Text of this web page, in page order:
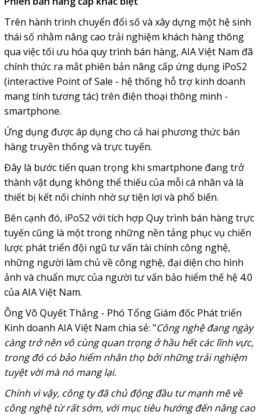
Trên hành trình chuyển đổi số và xây dựng một hệ sinh
thái số nhằm nâng cao trải nghiệm khách hàng thông
qua việc tối ưu hóa quy trình bán hàng, AIA Việt Nam đã
chính thức ra mắt phiên bản nâng cấp ứng dụng iPoS2
(interactive Point of Sale - hệ thống hỗ trợ kinh doanh
mang tính tương tác) trên điện thoại thông minh -
smartphone.
Ứng dụng được áp dụng cho cả hai phương thức bán
hàng truyền thống và trực tuyến.
Đây là bước tiến quan trọng khi smartphone đang trở
thành vật dụng không thể thiếu của mỗi cá nhân và là
thiết bị kết nối chính nhờ sự tiện lợi và phổ biến.
Bên cạnh đó, iPoS2 với tích hợp Quy trình bán hàng trực
tuyến cũng là một trong những nền tảng phục vụ chiến
lược phát triển đội ngũ tư vấn tài chính công nghệ,
những người làm chủ về công nghệ, đại diện cho hình
ảnh và chuẩn mực của người tư vấn bảo hiểm thế hệ 4.0
của AIA Việt Nam.
Ông Võ Quyết Thắng - Phó Tổng Giám đốc Phát triển
Kinh doanh AIA Việt Nam chia sẻ: "Công nghệ đang ngày
càng trở nên vô cùng quan trọng ở hầu hết các lĩnh vực,
trong đó có bảo hiểm nhân thọ bởi những trải nghiệm
tuyệt vời mà nó mang lại.
Chính vì vậy, công ty đã chủ động đầu tư mạnh mẽ về
công nghệ từ rất sớm, với mục tiêu hướng đến nâng cao